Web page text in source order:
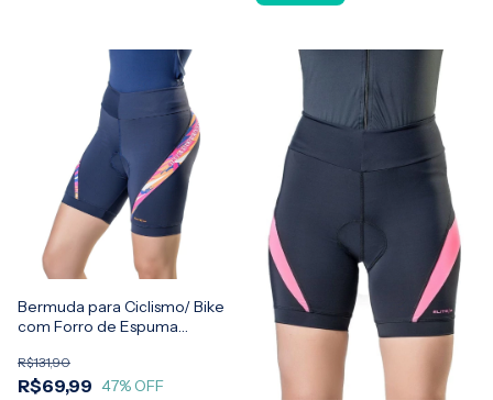
Bermuda para Ciclismo/ Bike
com Forro de Espuma
R$69,99
R$131,90
47% OFF